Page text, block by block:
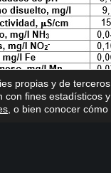
propias y de
con fines estadísticos
, o bien conocer